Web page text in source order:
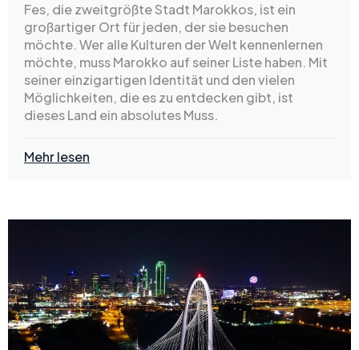
Fes, die zweitgrößte Stadt Marokkos, ist ein
großartiger Ort für jeden, der sie besuchen
möchte. Wer alle Kulturen der Welt kennenlernen
möchte, muss Marokko auf seiner Liste haben. Mit
seiner einzigartigen Identität und den vielen
Möglichkeiten, die es zu entdecken gibt, ist
dieses Land ein absolutes Muss.
Mehr lesen